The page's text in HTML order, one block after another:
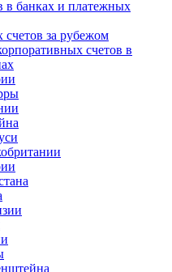
в банках и платежных
за рубежом
счетов в